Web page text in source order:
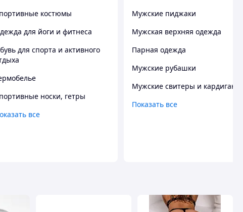
костюмы
для йоги и фитнеса
для спорта и активного
носки, гетры
все
Мужские пиджаки
Мужская верхняя одежда
Парная одежда
Мужские рубашки
Мужские свитеры и кардиганы
Показать все